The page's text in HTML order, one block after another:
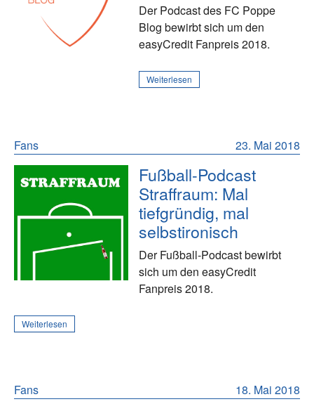
Der Podcast des FC Poppe
Blog bewirbt sich um den
easyCredit Fanpreis 2018.
Weiterlesen
23. Mai 2018
Fans
Fußball-Podcast
Straffraum: Mal
tiefgründig, mal
selbstironisch
Der Fußball-Podcast bewirbt
sich um den easyCredit
Fanpreis 2018.
Weiterlesen
18. Mai 2018
Fans